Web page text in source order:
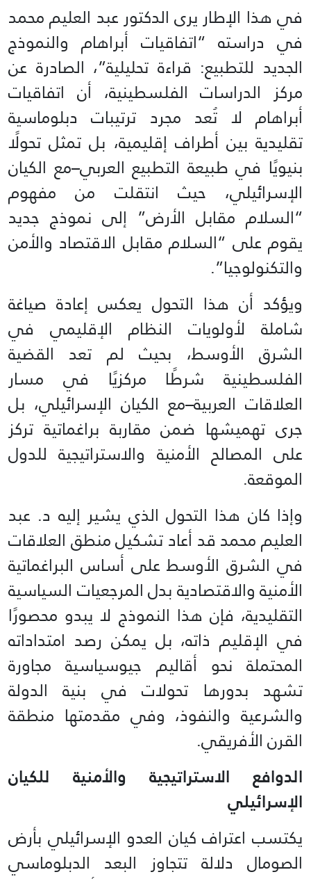
في هذا الإطار يرى الدكتور عبد العليم محمد
في دراسته “اتفاقيات أبراهام والنموذج
الجديد للتطبيع: قراءة تحليلية”، الصادرة عن
مركز الدراسات الفلسطينية، أن اتفاقيات
أبراهام لا تُعد مجرد ترتيبات دبلوماسية
تقليدية بين أطراف إقليمية، بل تمثل تحولًا
بنيويًا في طبيعة التطبيع العربي–مع الكيان
الإسرائيلي، حيث انتقلت من مفهوم
“السلام مقابل الأرض” إلى نموذج جديد
يقوم على “السلام مقابل الاقتصاد والأمن
والتكنولوجيا”.
ويؤكد أن هذا التحول يعكس إعادة صياغة
شاملة لأولويات النظام الإقليمي في
الشرق الأوسط، بحيث لم تعد القضية
الفلسطينية شرطًا مركزيًا في مسار
العلاقات العربية–مع الكيان الإسرائيلي، بل
جرى تهميشها ضمن مقاربة براغماتية تركز
على المصالح الأمنية والاستراتيجية للدول
الموقعة.
وإذا كان هذا التحول الذي يشير إليه د. عبد
العليم محمد قد أعاد تشكيل منطق العلاقات
في الشرق الأوسط على أساس البراغماتية
الأمنية والاقتصادية بدل المرجعيات السياسية
التقليدية، فإن هذا النموذج لا يبدو محصورًا
في الإقليم ذاته، بل يمكن رصد امتداداته
المحتملة نحو أقاليم جيوسياسية مجاورة
تشهد بدورها تحولات في بنية الدولة
والشرعية والنفوذ، وفي مقدمتها منطقة
القرن الأفريقي.
الدوافع الاستراتيجية والأمنية للكيان
الإسرائيلي
يكتسب اعتراف كيان العدو الإسرائيلي بأرض
الصومال دلالة تتجاوز البعد الدبلوماسي